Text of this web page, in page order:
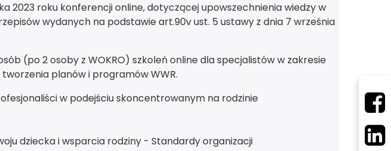
2023 roku konferencji online, dotyczącej upowszechnienia wiedzy w
wydanych na podstawie art.90v ust. 5 ustawy z dnia 7 września
(po 2 osoby z WOKRO) szkoleń online dla specjalistów w zakresie
planów i programów WWR.
w podejściu skoncentrowanym na rodzinie
dziecka i wsparcia rodziny - Standardy organizacji